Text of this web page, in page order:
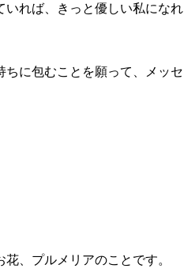
いれば、きっと優しい私になれ
に包むことを願って、メッセ
、プルメリアのことです。